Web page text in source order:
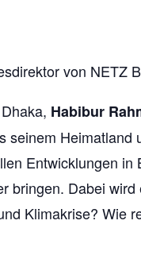
von NETZ
Habibur
seinem
Entwicklungen
bringen. Dabei
Klimakrise? Wie